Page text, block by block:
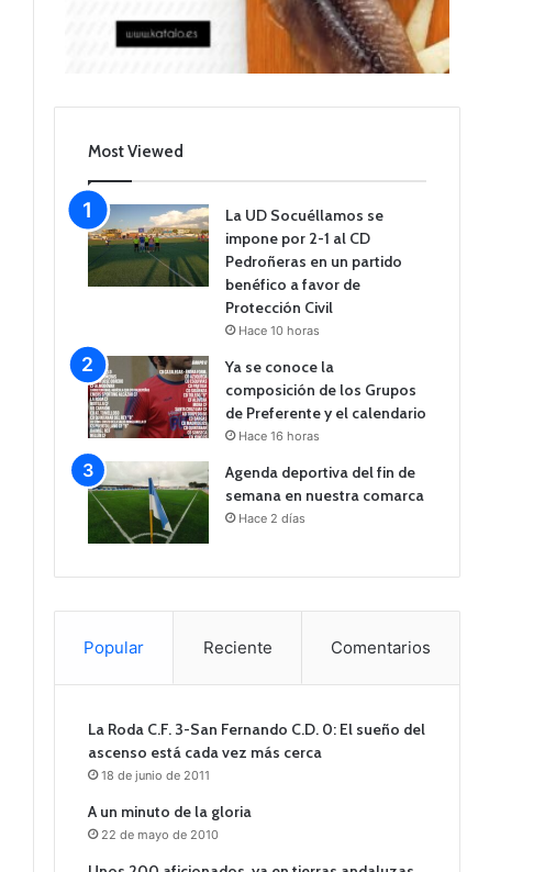
Most Viewed
La UD Socuéllamos se
impone por 2-1 al CD
Pedroñeras en un partido
benéfico a favor de
Protección Civil
Hace 10 horas
Ya se conoce la
composición de los Grupos
de Preferente y el calendario
Hace 16 horas
Agenda deportiva del fin de
semana en nuestra comarca
Hace 2 días
Popular Reciente Comentarios
La Roda C.F. 3-San Fernando C.D. 0: El sueño del
ascenso está cada vez más cerca
18 de junio de 2011
A un minuto de la gloria
22 de mayo de 2010